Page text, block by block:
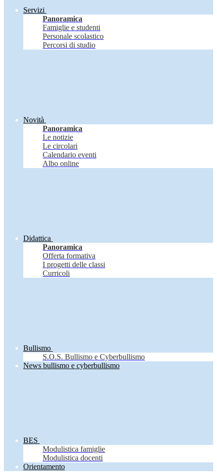
Servizi
Panoramica
Famiglie e studenti
Personale scolastico
Percorsi di studio
Novità
Panoramica
Le notizie
Le circolari
Calendario eventi
Albo online
Didattica
Panoramica
Offerta formativa
I progetti delle classi
Curricoli
Bullismo
S.O.S. Bullismo e Cyberbullismo
News bullismo e cyberbullismo
BES
Modulistica famiglie
Modulistica docenti
Orientamento